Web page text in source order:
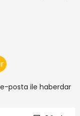
posta ile haberdar